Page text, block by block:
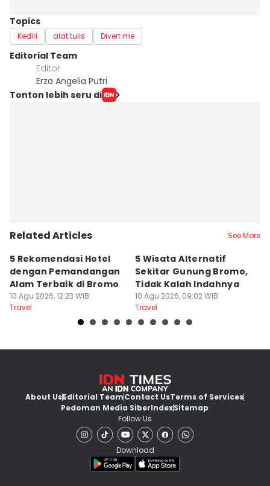
Topics
Kediri alat tulis Divert me
Editorial Team
Editor
Erza Angelia Putri
Tonton lebih seru di
Related Articles See More
5 Rekomendasi Hotel
dengan Pemandangan
Alam Terbaik di Bromo
10 Agu 2026, 12:23 WIB
Travel
5 Wisata Alternatif
Sekitar Gunung Bromo,
Tidak Kalah Indahnya
10 Agu 2026, 09:02 WIB
Travel
About UsEditorial TeamContact UsTerms of Services
Pedoman Media SiberIndexSitemap
Follow Us
Download